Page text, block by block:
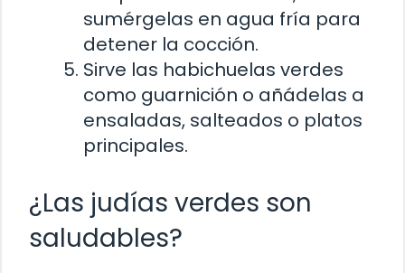
sumérgelas en agua fría para
detener la cocción.
Sirve las habichuelas verdes
como guarnición o añádelas a
ensaladas, salteados o platos
principales.
¿Las judías verdes son
saludables?